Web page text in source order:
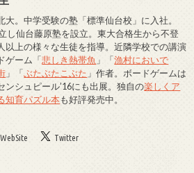
大。中学受験の塾「標準仙台校」に入社。
し仙台藤原塾を設立。東大合格生から不登
以上の様々な生徒を指導。近隣学校での講演
ゲーム「悲しき熱帯魚 」「漁村においで
」「ぶたぶたこぶた 」作者。ボードゲームは
ンシュピール’16にも出展。独自の楽しくア
知育パズル本も好評発売中。
WebSite Twitter